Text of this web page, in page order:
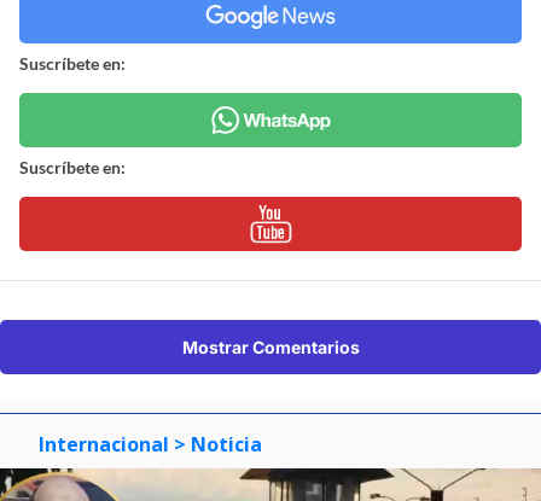
Suscríbete en:
Suscríbete en:
Mostrar Comentarios
Internacional > Noticia